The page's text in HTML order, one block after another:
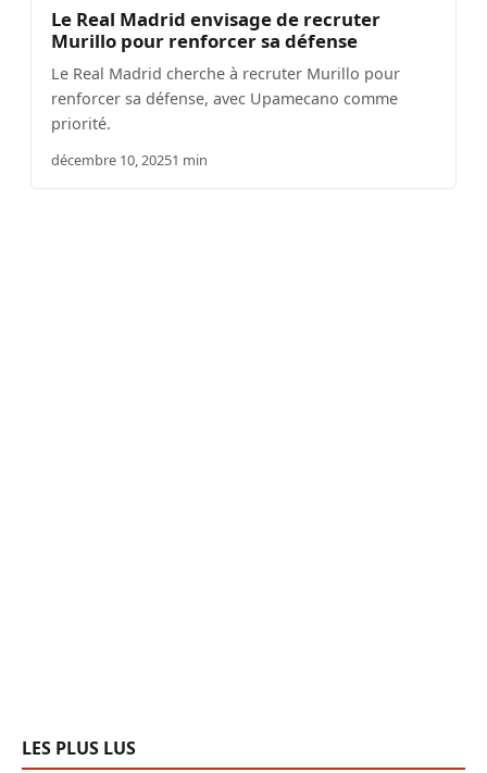
Le Real Madrid envisage de recruter
Murillo pour renforcer sa défense
Le Real Madrid cherche à recruter Murillo pour
renforcer sa défense, avec Upamecano comme
priorité.
décembre 10, 20251 min
LES PLUS LUS